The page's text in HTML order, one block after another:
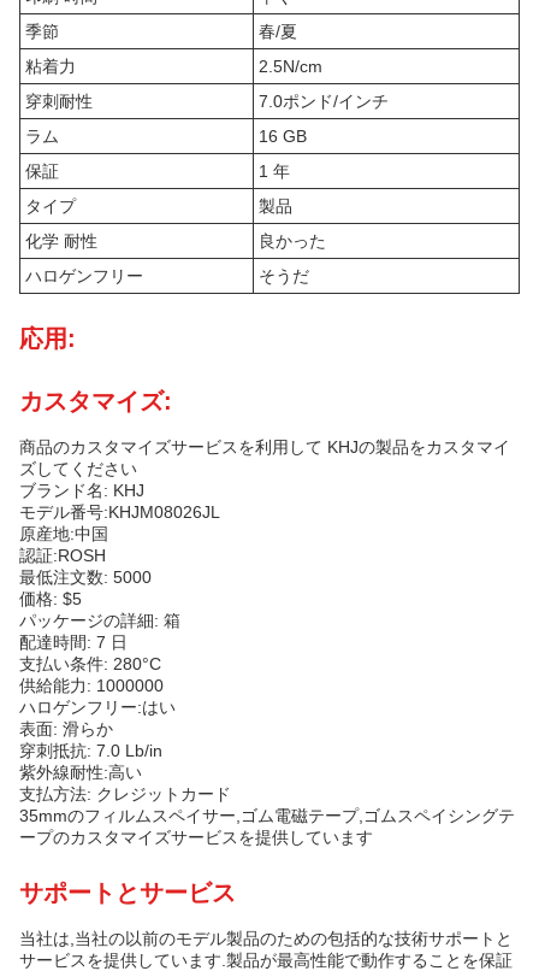
季節
春/夏
粘着力
2.5N/cm
穿刺耐性
7.0ポンド/インチ
ラム
16 GB
保証
1 年
タイプ
製品
化学 耐性
良かった
ハロゲンフリー
そうだ
応用:
カスタマイズ:
商品のカスタマイズサービスを利用して KHJの製品をカスタマイ
ズしてください
ブランド名: KHJ
モデル番号:KHJM08026JL
原産地:中国
認証:ROSH
最低注文数: 5000
価格: $5
パッケージの詳細: 箱
配達時間: 7 日
支払い条件: 280°C
供給能力: 1000000
ハロゲンフリー:はい
表面: 滑らか
穿刺抵抗: 7.0 Lb/in
紫外線耐性:高い
支払方法: クレジットカード
35mmのフィルムスペイサー,ゴム電磁テープ,ゴムスペイシングテ
ープのカスタマイズサービスを提供しています
サポートとサービス
当社は,当社の以前のモデル製品のための包括的な技術サポートと
サービスを提供しています.製品が最高性能で動作することを保証